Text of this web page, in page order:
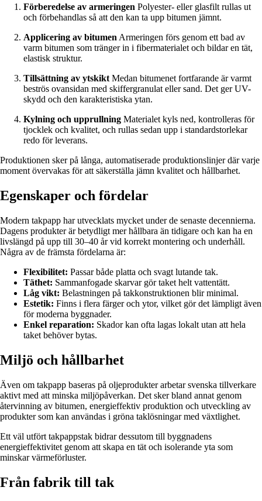
Förberedelse av armeringen Polyester- eller glasfilt rullas ut
och förbehandlas så att den kan ta upp bitumen jämnt.
Applicering av bitumen Armeringen förs genom ett bad av
varm bitumen som tränger in i fibermaterialet och bildar en tät,
elastisk struktur.
Tillsättning av ytskikt Medan bitumenet fortfarande är varmt
beströs ovansidan med skiffergranulat eller sand. Det ger UV-
skydd och den karakteristiska ytan.
Kylning och upprullning Materialet kyls ned, kontrolleras för
tjocklek och kvalitet, och rullas sedan upp i standardstorlekar
redo för leverans.
Produktionen sker på långa, automatiserade produktionslinjer där varje
moment övervakas för att säkerställa jämn kvalitet och hållbarhet.
Egenskaper och fördelar
Modern takpapp har utvecklats mycket under de senaste decennierna.
Dagens produkter är betydligt mer hållbara än tidigare och kan ha en
livslängd på upp till 30–40 år vid korrekt montering och underhåll.
Några av de främsta fördelarna är:
Flexibilitet: Passar både platta och svagt lutande tak.
Täthet: Sammanfogade skarvar gör taket helt vattentätt.
Låg vikt: Belastningen på takkonstruktionen blir minimal.
Estetik: Finns i flera färger och ytor, vilket gör det lämpligt även
för moderna byggnader.
Enkel reparation: Skador kan ofta lagas lokalt utan att hela
taket behöver bytas.
Miljö och hållbarhet
Även om takpapp baseras på oljeprodukter arbetar svenska tillverkare
aktivt med att minska miljöpåverkan. Det sker bland annat genom
återvinning av bitumen, energieffektiv produktion och utveckling av
produkter som kan användas i gröna taklösningar med växtlighet.
Ett väl utfört takpappstak bidrar dessutom till byggnadens
energieffektivitet genom att skapa en tät och isolerande yta som
minskar värmeförluster.
Från fabrik till tak